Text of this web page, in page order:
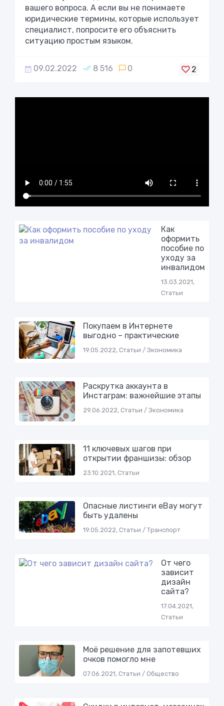
вашего вопроса. А если вы не понимаете
юридические термины, которые использует
специалист, попросите его объяснить
ситуацию простым языком.
09.02.2022 8 516 0 2
Как
оформить
пособие по
уходу за
инвалидом
13.03.2021,
Статьи
Покупаем в Интернете
выгодно – практические
19.05.2022, Статьи / Экономика
Раскрутка аккаунта в
Инстаграм: важнейшие этапы
29.06.2022, Статьи / Экономика
11 ключевых шагов при
открытии франшизы: обзор
23.10.2021, Статьи
Опасные листинги eBay могут
быть удалены
19.05.2022, Статьи / Транспорт
От чего
зависит
дизайн
сайта?
17.04.2021,
Статьи
Моё решение для запотевших
очков помогло мне
07.06.2021, Статьи / Общество